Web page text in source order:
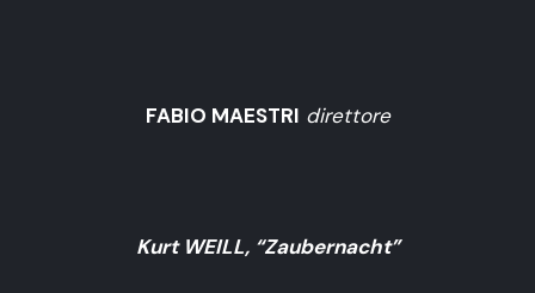
FABIO MAESTRI direttore
Kurt WEILL, “Zaubernacht”